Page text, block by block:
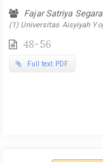
Fajar Satriya
(1) Universitas Aisyiyah
48-56
Full text PDF